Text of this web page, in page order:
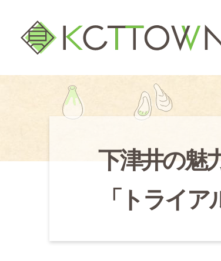
下津井の魅
「トライ